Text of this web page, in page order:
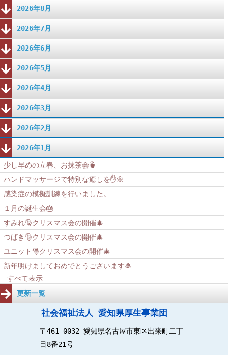
2026年8月
2026年7月
2026年6月
2026年5月
2026年4月
2026年3月
2026年2月
2026年1月
少し早めの立春、お抹茶会🍵
ハンドマッサージで特別な癒しを✋🌼
感染症の模擬訓練を行いました。
１月の誕生会🎂
すみれ🎅クリスマス会の開催🎄
つばき🎅クリスマス会の開催🎄
ユニット🎅クリスマス会の開催🎄
新年明けましておめでとうございます🎍
すべて表示
更新一覧
社会福祉法人 愛知県厚生事業団
〒461-0032 愛知県名古屋市東区出来町二丁
目8番21号